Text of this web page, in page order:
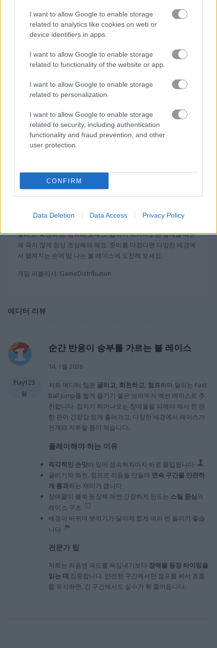
I want to allow Google to enable storage
related to analytics like cookies on web or
device identifiers in apps.
I want to allow Google to enable storage
related to functionality of the website or app.
I want to allow Google to enable storage
related to personalization.
I want to allow Google to enable storage
related to security, including authentication
functionality and fraud prevention, and other
user protection.
CONFIRM
Data Deletion Data Access Privacy Policy
Fast Ball Jump 플레이 방법
정보 Fast Ball Jump
굴리고, 회전하고,점프해 보세요. 갑자기 튀어나오는 장애물 때문
에 죽지 않게 항상 조심해야 해요. 준비를 마쳤다면 다양한 배경에
서 펼쳐지는 손에 땀 나는 볼 레이스에 도전해 보세요.
게임 퍼블리셔: GameDistribution
에디터 리뷰
Play123
팀
순간 반응이 승부를 가르는 볼 레이스
14. 1월 2026
저희 에디터 팀은 굴리고, 회전하고, 점프하며 달리는 Fast
Ball Jump를 짧게 즐기기 좋은 브라우저 액션 레이스로 추
천합니다. 갑자기 튀어나오는 장애물을 피해야 해서 한 판
한 판이 긴장감 있게 흘러가고, 다양한 배경에서 레이스가
전개돼 지루할 틈이 적습니다.
플레이해야 하는 이유
즉각적인 손맛이 있어 접속하자마자 바로 몰입됩니다
굴리기와 회전, 점프로 리듬을 만들며 연속 구간을 안전하
게 통과하는 재미가 큽니다
장애물이 불쑥 등장해 매번 긴장하게 만드는 스릴 중심의
레이스 구조
배경이 바뀌며 분위기가 달라져 짧게 여러 번 돌리기 좋습
니다
전문가 팁
저희는 처음엔 속도를 욕심내기보다 장애물 등장 타이밍을
읽는 데 집중합니다. 안전한 구간에서만 점프를 써서 흐름
을 유지하면, 긴 구간에서도 실수가 확 줄어듭니다.